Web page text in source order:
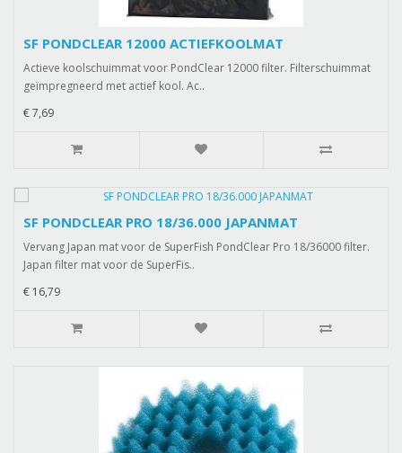
SF PONDCLEAR 12000 ACTIEFKOOLMAT
Actieve koolschuimmat voor PondClear 12000 filter. Filterschuimmat
geïmpregneerd met actief kool. Ac..
€ 7,69
SF PONDCLEAR PRO 18/36.000 JAPANMAT
Vervang Japan mat voor de SuperFish PondClear Pro 18/36000 filter.
Japan filter mat voor de SuperFis..
€ 16,79